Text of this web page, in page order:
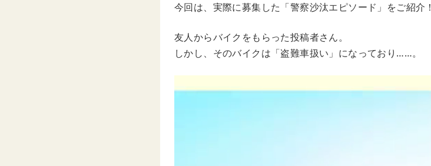
今回は、実際に募集した「警察沙汰エピソード」をご紹介！
友人からバイクをもらった投稿者さん。
しかし、そのバイクは「盗難車扱い」になっており……。